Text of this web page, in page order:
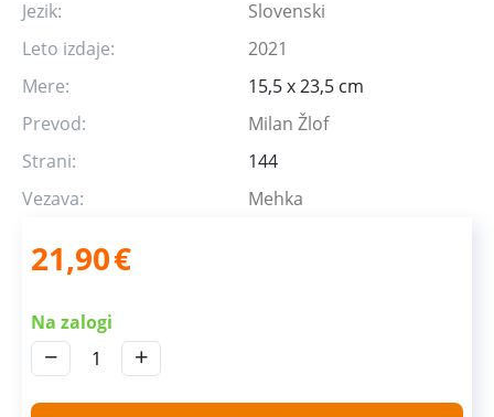
Jezik:
Slovenski
Leto izdaje:
2021
Mere:
15,5 x 23,5 cm
Prevod:
Milan Žlof
Strani:
144
Vezava:
Mehka
21,90€
Na zalogi
+
−